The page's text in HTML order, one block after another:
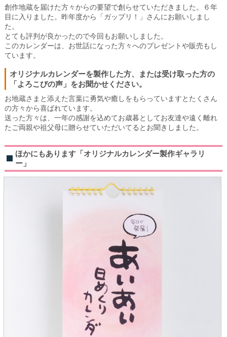
創作地蔵を届けた方々からの要望で創らせていただきました。６年
目に入りました。昨年度から「ガップリ！」さんにお願いしまし
た。
とても評判が良かったので今回もお願いしました。
このカレンダーは、お世話になった方々へのプレゼントや販売もし
ています。
オリジナルカレンダーを製作した方、または受け取った方の
「よろこびの声」をお聞かせください。
お地蔵さまと添えた言葉に勇気や癒しをもらっていますとたくさん
の方々から喜ばれています。
送った方々は、一年の感謝を込めてお歳暮としてお友達や遠く離れ
たご両親や祖父母に贈らせていただいてるとお聞きしました。
ほかにもあります「オリジナルカレンダー製作ギャラリ
ー」